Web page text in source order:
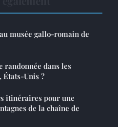
musée gallo-romain de
randonnée dans les
États-Unis ?
itinéraires pour une
de la chaîne de